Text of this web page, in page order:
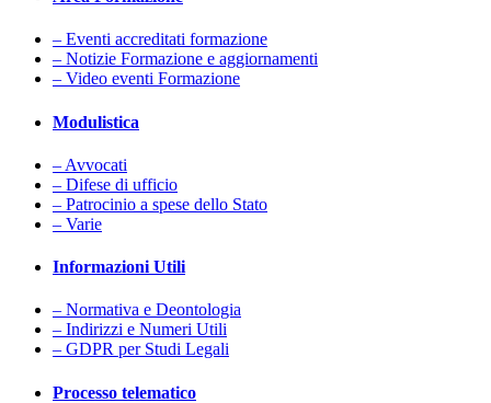
– Eventi accreditati formazione
– Notizie Formazione e aggiornamenti
– Video eventi Formazione
Modulistica
– Avvocati
– Difese di ufficio
– Patrocinio a spese dello Stato
– Varie
Informazioni Utili
– Normativa e Deontologia
– Indirizzi e Numeri Utili
– GDPR per Studi Legali
Processo telematico